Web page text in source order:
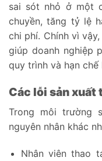
sai sót nhỏ ở một
chuyền, tăng tỷ lệ
chi phí. Chính vì
giúp doanh nghiệp
quy trình và hạn
Các lỗi sản
Trong môi trường
nguyên nhân khác
Nhân viên thao